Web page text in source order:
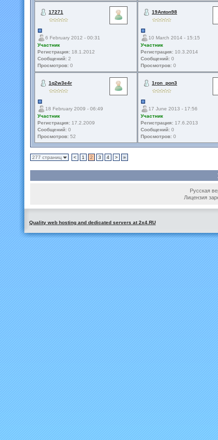
17271
6 February 2012 - 00:31
Участник
Регистрация: 18.1.2012
Сообщений: 2
Просмотров: 0
19Anton98
10 March 2014 - 15:15
Участник
Регистрация: 10.3.2014
Сообщений: 0
Просмотров: 0
1q2w3e4r
18 February 2009 - 06:49
Участник
Регистрация: 17.2.2009
Сообщений: 0
Просмотров: 52
1ron_pon3
17 June 2013 - 17:56
Участник
Регистрация: 17.6.2013
Сообщений: 0
Просмотров: 0
277 страниц < 1 2 3 4 > »
Русская
Лицензия
Quality web hosting and dedicated servers at 2x4.RU